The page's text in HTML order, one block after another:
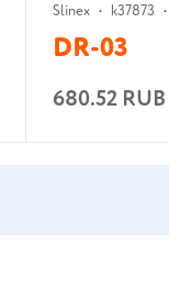
Slinex • k37873 •
DR-03
680.52 RUB